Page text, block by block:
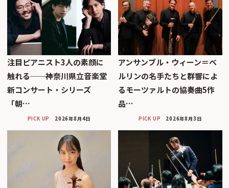
注目ピアニスト3人の素顔に
触れる──神奈川県立音楽堂
新コンサート・シリーズ
「朝…
PICK UP 2026年8月4日
アンサンブル・ウィーン＝ベ
ルリンの名手たちと群響によ
るモーツァルトの協奏曲5作
品…
PICK UP 2026年8月3日